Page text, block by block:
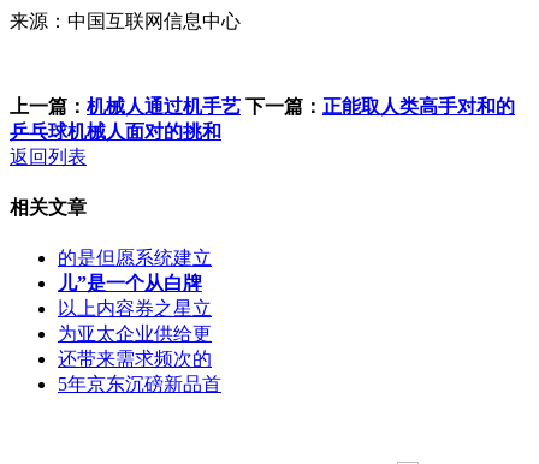
来源：中国互联网信息中心
上一篇： 机械人通过机手艺 下一篇： 正能取人类高手对和的
乒乓球机械人面对的挑和
返回列表
相关文章
的是但愿系统建立
儿”是一个从白牌
以上内容券之星立
为亚太企业供给更
还带来需求频次的
5年京东沉磅新品首